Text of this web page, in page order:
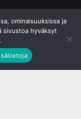
ominaisuuksissa ja
sivustoa hyväksyt